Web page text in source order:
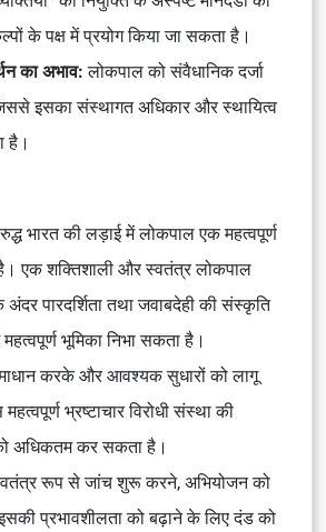
के पक्ष में प्रयोग किया जा सकता है।
का अभाव:लोकपाल को संवैधानिक दर्जा
इसका संस्थागत अधिकार और स्थायित्व
है।
भारत की लड़ाई में लोकपाल एक महत्वपूर्ण
एक शक्तिशाली और स्वतंत्र लोकपाल
पारदर्शिता तथा जवाबदेही की संस्कृति
भूमिका निभा सकता है।
करके और आवश्यक सुधारों को लागू
भ्रष्टाचार विरोधी संस्था की
अधिकतम कर सकता है।
रूप से जांच शुरू करने, अभियोजन को
प्रभावशीलता को बढ़ाने के लिए दंड को